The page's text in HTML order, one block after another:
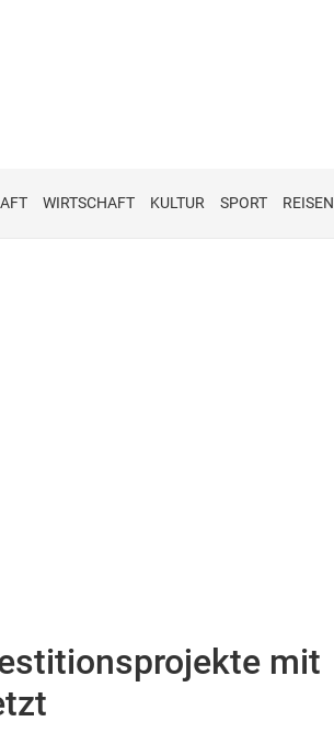
WIRTSCHAFT KULTUR SPORT REISEN
mit